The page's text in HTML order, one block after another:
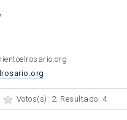
Votos(s): 2. Resultado: 4